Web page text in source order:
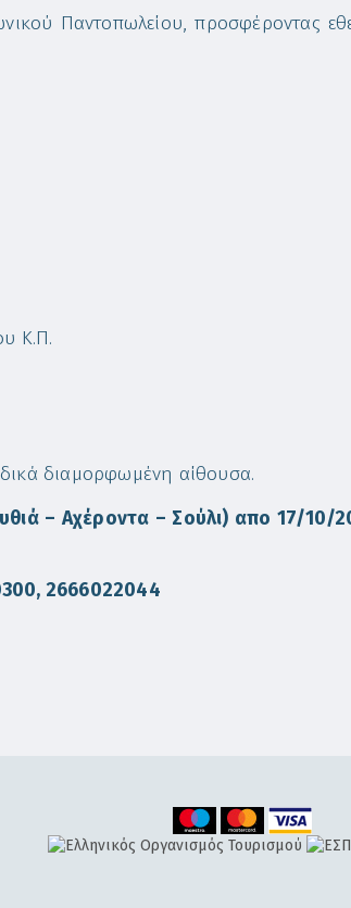
Παντοπωλείου, προσφέροντας
Κ.Π.
διαμορφωμένη αίθουσα.
– Αχέροντα – Σούλι) απο 17/10/
2666022044